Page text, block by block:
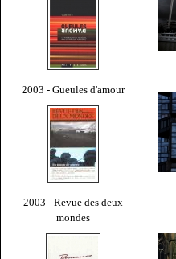
2003 - Gueules d'amour
2003 - Revue des deux
mondes